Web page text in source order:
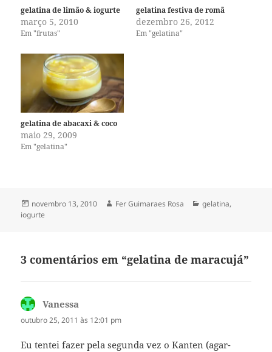
gelatina de limão & iogurte
março 5, 2010
Em "frutas"
gelatina festiva de romã
dezembro 26, 2012
Em "gelatina"
gelatina de abacaxi & coco
maio 29, 2009
Em "gelatina"
Publicado
em
novembro 13, 2010 Autor
Fer Guimaraes Rosa Categorias
gelatina,
iogurte
3 comentários em “gelatina de maracujá”
Vanessa
outubro 25, 2011 às 12:01 pm
Eu tentei fazer pela segunda vez o Kanten (agar-